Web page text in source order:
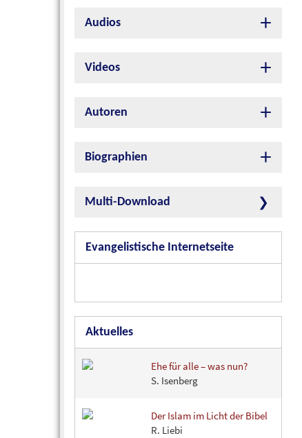
Audios
Videos
Autoren
Biographien
Multi-Download
Evangelistische Internetseite
Aktuelles
Ehe für alle – was nun?
S. Isenberg
Der Islam im Licht der Bibel
R. Liebi